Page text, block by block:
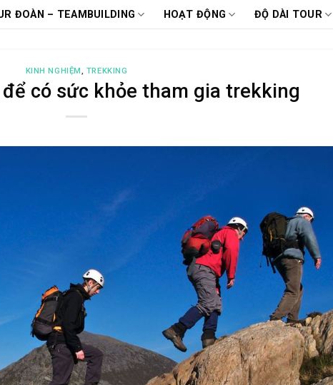
ĐOÀN – TEAMBUILDING HOẠT ĐỘNG ĐỘ DÀI TOUR
KINH NGHIỆM, TREKKING
có sức khỏe tham gia trekking